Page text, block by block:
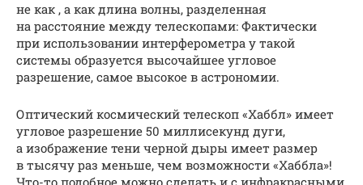
не как , а как длина волны, разделенная
на расстояние между телескопами: Фактически
при использовании интерферометра у такой
системы образуется высочайшее угловое
разрешение, самое высокое в астрономии.
Оптический космический телескоп «Хаббл» имеет
угловое разрешение 50 миллисекунд дуги,
а изображение тени черной дыры имеет размер
в тысячу раз меньше, чем возможности «Хаббла»!